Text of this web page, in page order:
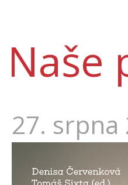
Naše
27. srpna